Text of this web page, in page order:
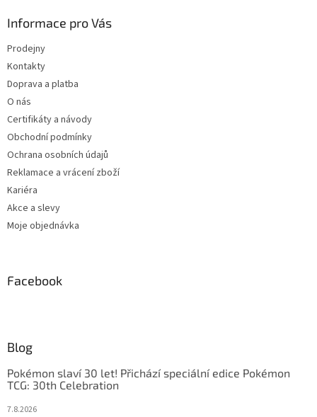
Informace pro Vás
Prodejny
Kontakty
Doprava a platba
O nás
Certifikáty a návody
Obchodní podmínky
Ochrana osobních údajů
Reklamace a vrácení zboží
Kariéra
Akce a slevy
Moje objednávka
Facebook
Blog
Pokémon slaví 30 let! Přichází speciální edice Pokémon
TCG: 30th Celebration
7.8.2026